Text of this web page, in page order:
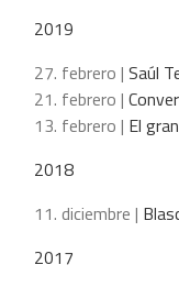
2019
27. febrero | Saúl
21. febrero |
13. febrero | El
2018
11. diciembre |
2017